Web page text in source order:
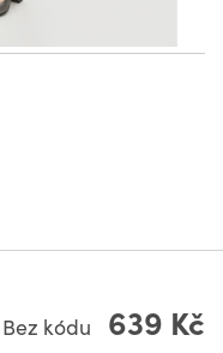
Bez kódu 639 Kč